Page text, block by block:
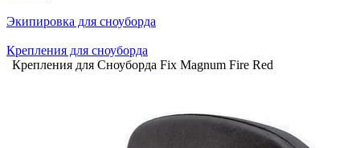
Экипировка для сноуборда
Крепления для сноуборда
Крепления для Сноуборда Fix Magnum Fire Red